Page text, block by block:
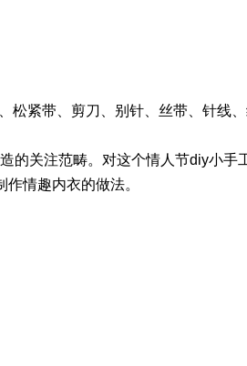
紧带、剪刀、别针、丝带、针线、
的关注范畴。对这个情人节diy小手
情趣内衣的做法。